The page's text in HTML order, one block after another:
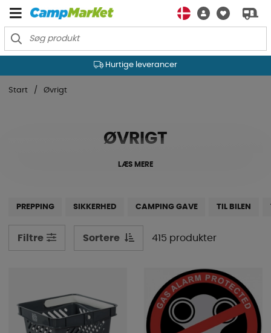
Hurtige leverancer
Start Øvrigt
ØVRIGT
LÆS MERE
PREPPING SIKKERHED CAMPING GAVE TIL BILEN
Filtre Sortere 415 produkter